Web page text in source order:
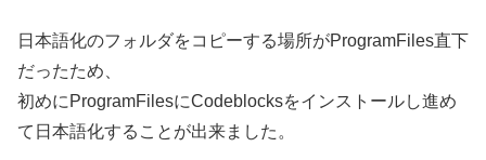
日本語化のフォルダをコピーする場所がProgramFiles直下
だったため、
初めにProgramFilesにCodeblocksをインストールし進め
て日本語化することが出来ました。